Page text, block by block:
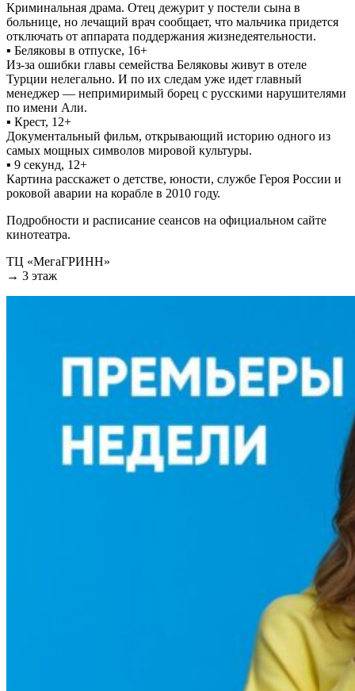
Криминальная драма. Отец дежурит у постели сына в
больнице, но лечащий врач сообщает, что мальчика придется
отключать от аппарата поддержания жизнедеятельности.
▪ Беляковы в отпуске, 16+
Из-за ошибки главы семейства Беляковы живут в отеле
Турции нелегально. И по их следам уже идет главный
менеджер — непримиримый борец с русскими нарушителями
по имени Али.
▪ Крест, 12+
Документальный фильм, открывающий историю одного из
самых мощных символов мировой культуры.
▪ 9 секунд, 12+
Картина расскажет о детстве, юности, службе Героя России и
роковой аварии на корабле в 2010 году.
Подробности и расписание сеансов на официальном сайте
кинотеатра.
ТЦ «МегаГРИНН»
→ 3 этаж